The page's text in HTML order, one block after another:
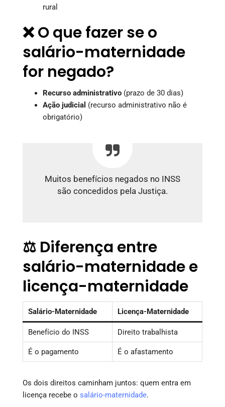
rural
❌ O que fazer se o
salário-maternidade
for negado?
Recurso administrativo (prazo de 30 dias)
Ação judicial (recurso administrativo não é
obrigatório)
Muitos benefícios negados no INSS
são concedidos pela Justiça.
⚖️ Diferença entre
salário-maternidade e
licença-maternidade
Salário-Maternidade Licença-Maternidade
Benefício do INSS Direito trabalhista
É o pagamento É o afastamento
Os dois direitos caminham juntos: quem entra em
licença recebe o salário-maternidade.